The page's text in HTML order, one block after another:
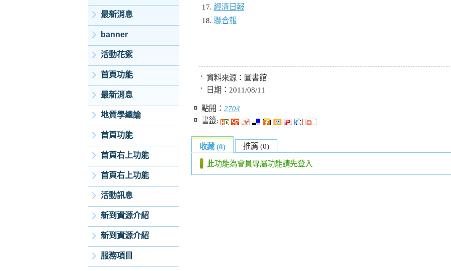
最新消息
banner
活動花絮
首頁功能
最新消息
地質學總論
首頁功能
首頁右上功能
首頁右上功能
活動訊息
新到資源介紹
新到資源介紹
服務項目
經濟日報
聯合報
資料來源： 圖書館
日期： 2011/08/11
點閱： 2704
書籤:
收藏 (0) 推薦 (0)
此功能為會員專屬功能請先登入